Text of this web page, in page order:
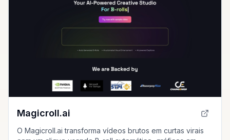
Magicroll.ai
O Magicroll.ai transforma vídeos brutos em curtas virais